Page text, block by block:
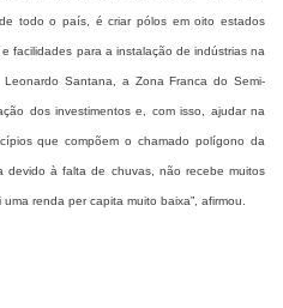
todo o país, é criar pólos em oito estados
facilidades para a instalação de indústrias na
Santana, a Zona Franca do Semi-
dos investimentos e, com isso, ajudar na
que compõem o chamado polígono da
devido à falta de chuvas, não recebe muitos
renda per capita muito baixa”, afirmou.